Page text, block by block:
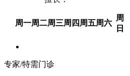
周一周二周三周四 周五周六
周
日
专家/特需门诊